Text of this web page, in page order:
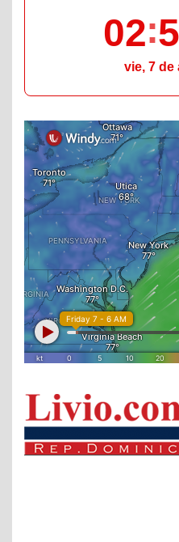
02
vie, 7 de